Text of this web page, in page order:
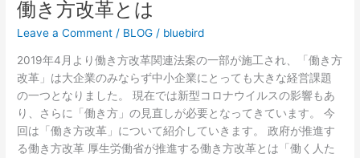
働き方改革とは
Leave a Comment / BLOG / bluebird
2019年4月より働き方改革関連法案の一部が施工され、「働き方
改革」は大企業のみならず中小企業にとっても大きな経営課題
の一つとなりました。 現在では新型コロナウイルスの影響もあ
り、さらに「働き方」の見直しが必要となってきています。 今
回は「働き方改革」について紹介していきます。 政府が推進す
る働き方改革 厚生労働省が推進する働き方改革とは「働く人た